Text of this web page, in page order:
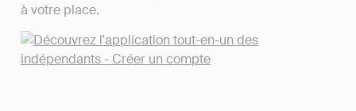
à votre place.